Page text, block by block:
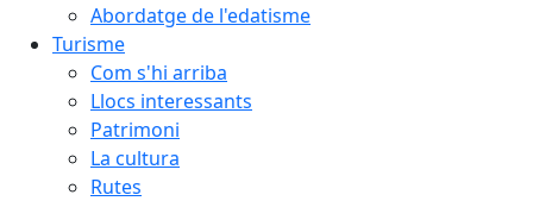
Abordatge de l'edatisme
Turisme
Com s'hi arriba
Llocs interessants
Patrimoni
La cultura
Rutes